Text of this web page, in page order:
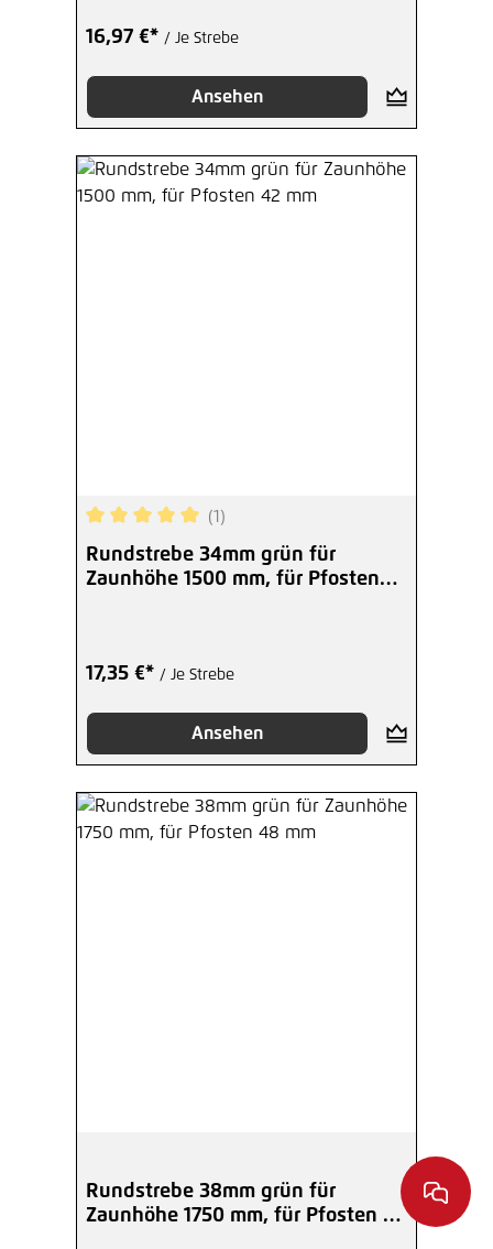
16,97 €* / Je Strebe
Ansehen
Durchschnittliche Bewertung von 5 von 5
(1)
Rundstrebe 34mm grün für
Zaunhöhe 1500 mm, für Pfosten
17,35 €* / Je Strebe
Ansehen
Rundstrebe 38mm grün für
Zaunhöhe 1750 mm, für Pfosten 48